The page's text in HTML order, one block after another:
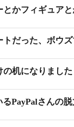
とかフィギュアと
トだった、ボウ
の机になりました
るPayPalさんの